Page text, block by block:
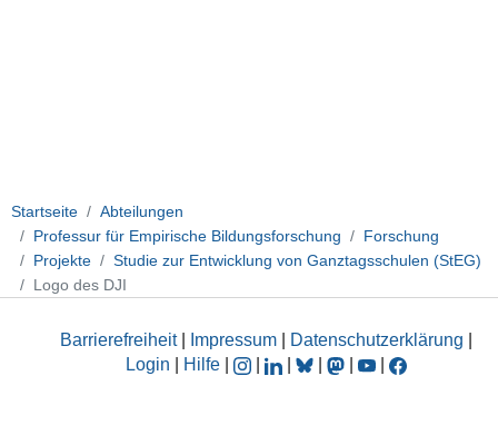
Startseite
Abteilungen
Professur für Empirische Bildungsforschung
Forschung
Projekte
Studie zur Entwicklung von Ganztagsschulen (StEG)
Logo des DJI
Barrierefreiheit| Impressum Datenschutzerklärung
Login
Hilfe